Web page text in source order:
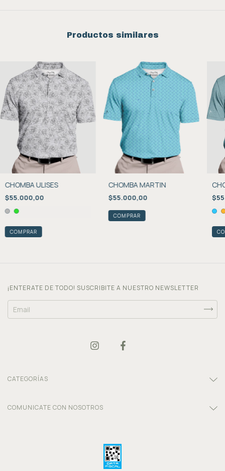
Productos similares
CHOMBA ULISES
$55.000,00
COMPRAR
CHOMBA MARTIN
$55.000,00
COMPRAR
¡ENTERATE DE TODO! SUSCRIBITE A NUESTRO NEWSLETTER
CATEGORÍAS
COMUNICATE CON NOSOTROS